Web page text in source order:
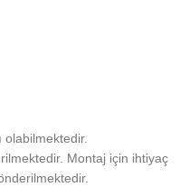
olabilmektedir.
Montaj için ihtiyaç